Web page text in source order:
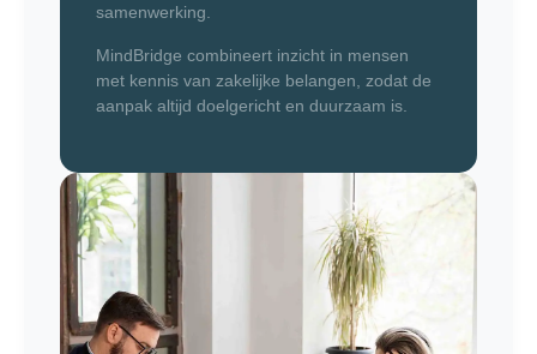
samenwerking.
MindBridge combineert inzicht in mensen
met kennis van zakelijke belangen, zodat de
aanpak altijd doelgericht en duurzaam is.